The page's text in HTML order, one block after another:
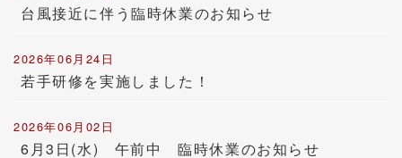
台風接近に伴う臨時休業のお知らせ
2026年06月24日
若手研修を実施しました！
2026年06月02日
6月3日(水) 午前中 臨時休業のお知らせ